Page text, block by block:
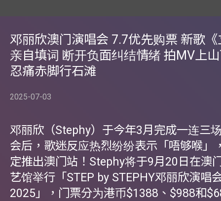
邓丽欣澳门演唱会 7.7优先购票 新歌
亲自填词 断开负面纠结情绪 拍MV上
忍痛赤脚行石滩
2025-07-03
邓丽欣（Stephy）于今年3月完成一连三
会后，歌迷反应热烈纷纷表示「唔够喉」
定推出澳门站！Stephy将于9月20日在澳
艺馆举行「STEP by STEPHY邓丽欣演唱
2025」，门票分为港币$1388、$988和